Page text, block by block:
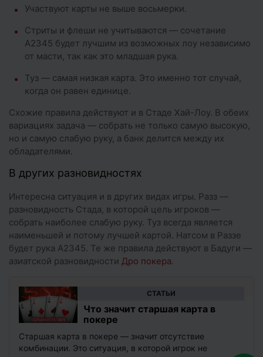
Участвуют карты не выше восьмерки.
Стриты и флеши не учитываются — сочетание
A2345 будет лучшим из возможных лоу независимо
от масти, так как это младшая рука.
Туз — самая низкая карта. Это именно тот случай,
когда он равен единице.
Схожие правила действуют и в Стаде Хай-Лоу. В обеих
вариациях задача — собрать не только самую высокую,
но и самую слабую руку, а банк делится между их
обладателями.
В других разновидностях
Интересна ситуация и в других видах игры. Разз —
разновидность Стада, в которой цель игроков —
собрать наиболее слабую руку. Туз всегда является
наименьшей и потому лучшей картой. Натсом в Раззе
будет рука A2345. Те же правила действуют в Бадуги —
азиатской разновидности Дро покера.
CТАТЬИ
Что значит старшая карта в
покере
Старшая карта в покере — значит отсутствие
комбинации. Это ситуация, в которой игрок не